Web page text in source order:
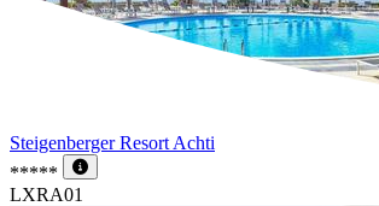
Steigenberger Resort Achti
*****
LXRA01